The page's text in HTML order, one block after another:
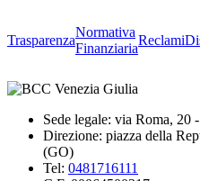
Trasparenza
Normativa
Finanziaria
Reclami
Sede legale: via Roma, 20
Direzione: piazza della
(GO)
Tel: 0481716111